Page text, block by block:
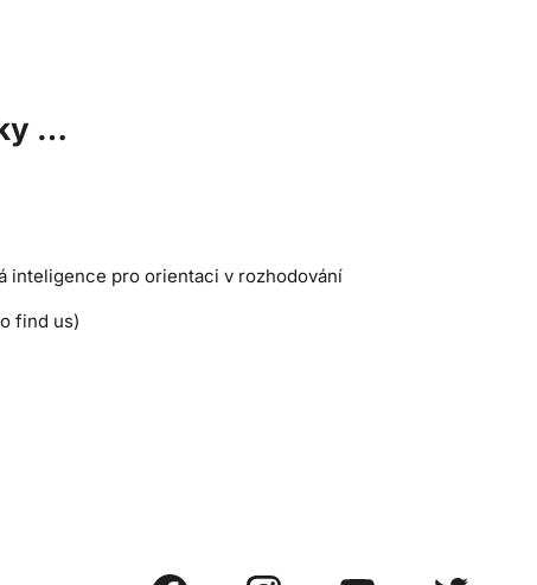
…
inteligence pro orientaci v rozhodování
find us)